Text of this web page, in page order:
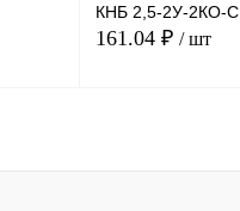
КНБ 2,5-2У-2КО-С
161.04 ₽ / шт